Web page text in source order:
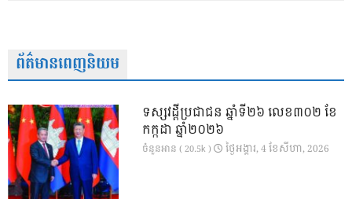
ព័ត៌មានពេញនិយម
ទស្សវដ្តីប្រជាជន ឆ្នាំទី២៦ លេខ៣០២ ខែ
កក្កដា ឆ្នាំ២០២៦
ចំនួនអាន ( 20.5k ) ថ្ងៃ​អង្គារ, 4 ខែ​សីហា, 2026